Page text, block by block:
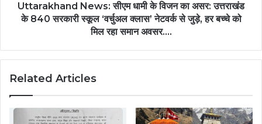
Uttarakhand News: सीएम धामी के विजन का असर: उत्तराखंड
के 840 सरकारी स्कूल ‘वर्चुअल क्लास’ नेटवर्क से जुड़े, हर बच्चे को
मिल रहा समान अवसर….
Related Articles